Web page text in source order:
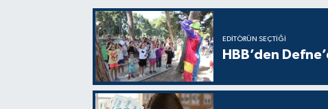
EDITÖRÜN SEÇTIĞI
HBB’den